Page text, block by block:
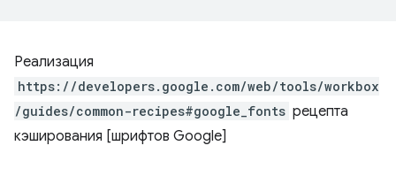
Реализация
https://developers.google.com/web/tools/workbox
/guides/common-recipes#google_fonts рецепта
кэширования [шрифтов Google]